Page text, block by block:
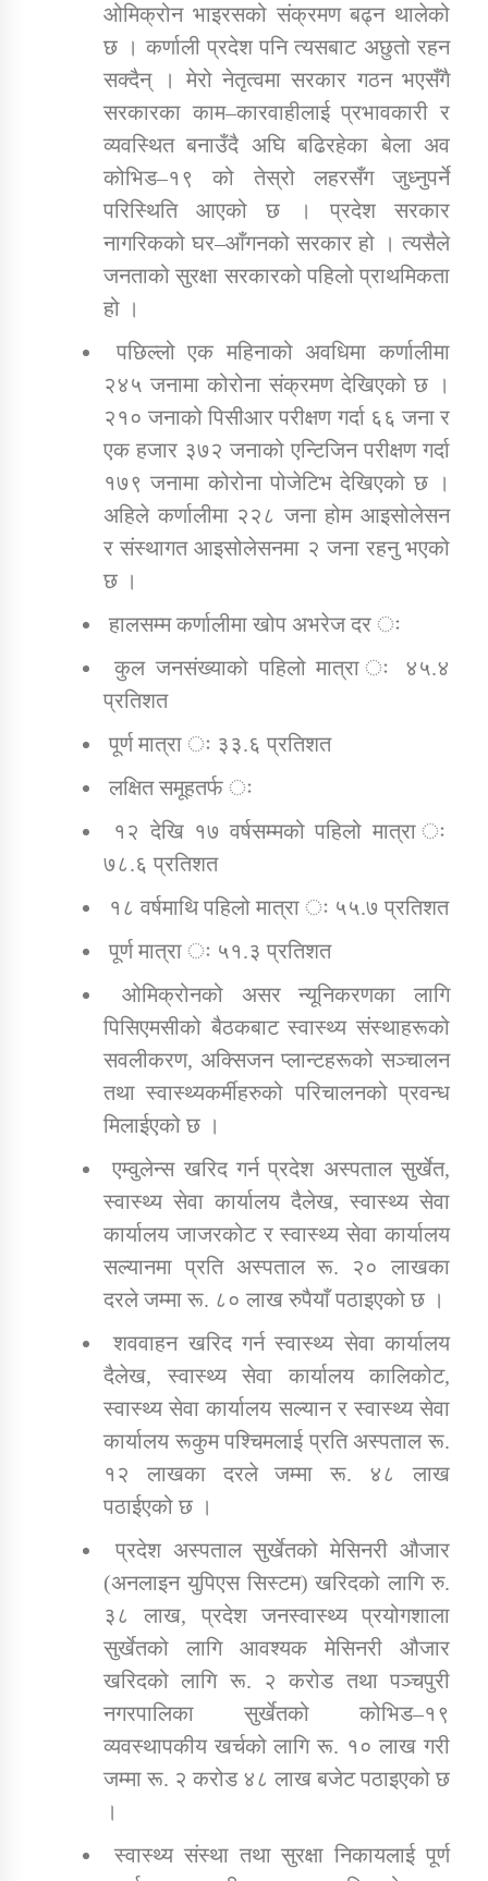
ओमिक्रोन भाइरसको संक्रमण बढ्न थालेको
छ । कर्णाली प्रदेश पनि त्यसबाट अछुतो रहन
सक्दैन् । मेरो नेतृत्वमा सरकार गठन भएसँगै
सरकारका काम–कारवाहीलाई प्रभावकारी र
व्यवस्थित बनाउँदै अघि बढिरहेका बेला अव
कोभिड–१९ को तेस्रो लहरसँग जुध्नुपर्ने
परिस्थिति आएको छ । प्रदेश सरकार
नागरिकको घर–आँगनको सरकार हो । त्यसैले
जनताको सुरक्षा सरकारको पहिलो प्राथमिकता
हो ।
पछिल्लो एक महिनाको अवधिमा कर्णालीमा
२४५ जनामा कोरोना संक्रमण देखिएको छ ।
२१० जनाको पिसीआर परीक्षण गर्दा ६६ जना र
एक हजार ३७२ जनाको एन्टिजिन परीक्षण गर्दा
१७९ जनामा कोरोना पोजेटिभ देखिएको छ ।
अहिले कर्णालीमा २२८ जना होम आइसोलेसन
र संस्थागत आइसोलेसनमा २ जना रहनु भएको
छ ।
हालसम्म कर्णालीमा खोप अभरेज दर ः
कुल जनसंख्याको पहिलो मात्रा ः ४५.४
प्रतिशत
पूर्ण मात्रा ः ३३.६ प्रतिशत
लक्षित समूहतर्फ ः
१२ देखि १७ वर्षसम्मको पहिलो मात्रा ः
७८.६ प्रतिशत
१८ वर्षमाथि पहिलो मात्रा ः ५५.७ प्रतिशत
पूर्ण मात्रा ः ५१.३ प्रतिशत
ओमिक्रोनको असर न्यूनिकरणका लागि
पिसिएमसीको बैठकबाट स्वास्थ्य संस्थाहरूको
सवलीकरण, अक्सिजन प्लान्टहरूको सञ्चालन
तथा स्वास्थ्यकर्मीहरुको परिचालनको प्रवन्ध
मिलाईएको छ ।
एम्वुलेन्स खरिद गर्न प्रदेश अस्पताल सुर्खेत,
स्वास्थ्य सेवा कार्यालय दैलेख, स्वास्थ्य सेवा
कार्यालय जाजरकोट र स्वास्थ्य सेवा कार्यालय
सल्यानमा प्रति अस्पताल रू. २० लाखका
दरले जम्मा रू. ८० लाख रुपैयाँ पठाइएको छ ।
शववाहन खरिद गर्न स्वास्थ्य सेवा कार्यालय
दैलेख, स्वास्थ्य सेवा कार्यालय कालिकोट,
स्वास्थ्य सेवा कार्यालय सल्यान र स्वास्थ्य सेवा
कार्यालय रूकुम पश्चिमलाई प्रति अस्पताल रू.
१२ लाखका दरले जम्मा रू. ४८ लाख
पठाईएको छ ।
प्रदेश अस्पताल सुर्खेतको मेसिनरी औजार
(अनलाइन युपिएस सिस्टम) खरिदको लागि रु.
३८ लाख, प्रदेश जनस्वास्थ्य प्रयोगशाला
सुर्खेतको लागि आवश्यक मेसिनरी औजार
खरिदको लागि रू. २ करोड तथा पञ्चपुरी
नगरपालिका सुर्खेतको कोभिड–१९
व्यवस्थापकीय खर्चको लागि रू. १० लाख गरी
जम्मा रू. २ करोड ४८ लाख बजेट पठाइएको छ
।
स्वास्थ्य संस्था तथा सुरक्षा निकायलाई पूर्ण